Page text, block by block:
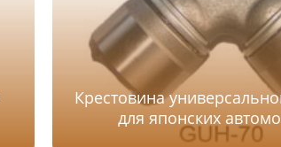
Крестовина
для японских